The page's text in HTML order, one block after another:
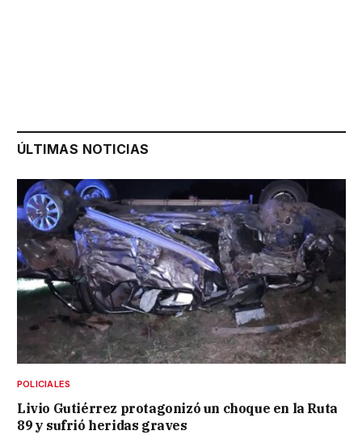
ÚLTIMAS NOTICIAS
POLICIALES
Livio Gutiérrez protagonizó un choque en la Ruta
89 y sufrió heridas graves